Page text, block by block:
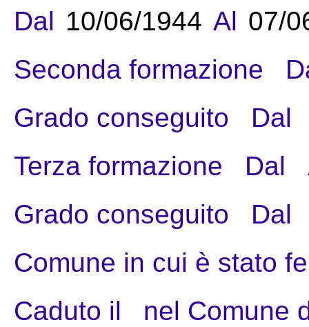
Dal 10/06/1944 Al 07/
Seconda formazione
Grado conseguito
Dal
Terza formazione
Dal
Grado conseguito
Dal
Comune in cui è stato
Caduto il
nel Comune